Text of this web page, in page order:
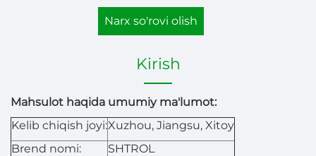
Narx so'rovi olish
Kirish
Mahsulot haqida umumiy ma'lumot:
Kelib chiqish joyi:Xuzhou, Jiangsu, Xitoy
Brend nomi:
SHTROL